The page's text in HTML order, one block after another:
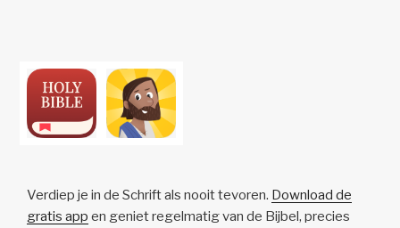
Verdiep je in de Schrift als nooit tevoren. Download de
gratis app en geniet regelmatig van de Bijbel, precies